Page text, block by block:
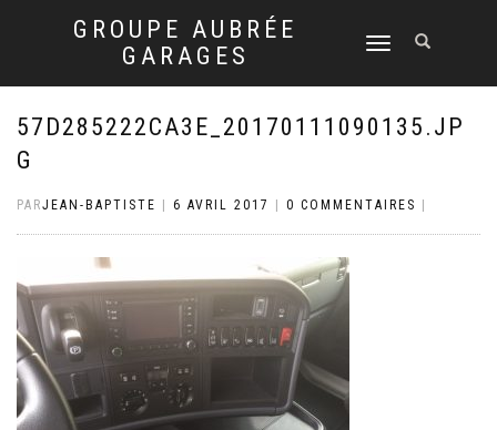
GROUPE AUBRÉE
GARAGES
DÉPLIER
NAVIGATION
57D285222CA3E_20170111090135.JP
G
PARJEAN-BAPTISTE 6 AVRIL 2017 0 COMMENTAIRES